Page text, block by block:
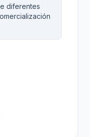
diferentes